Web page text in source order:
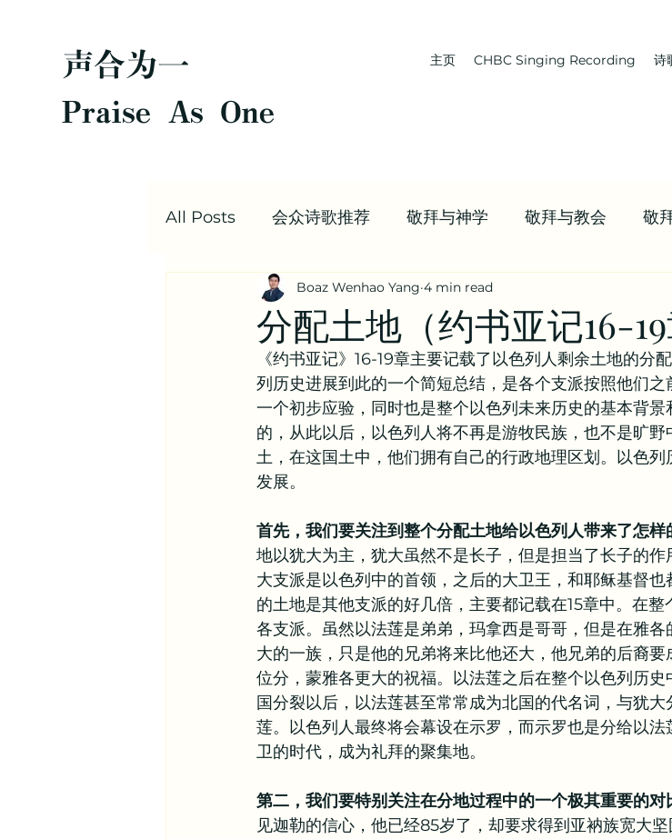
声合为一
Praise As One
主页 CHBC Singing Recording 诗
All Posts 会众诗歌推荐 敬拜与神学 敬拜与教会 敬
圣经每日灵修 Boaz | 教会 | 学习牧养
值得阅读的文章合集 | 信仰资源 九标志案例研讨 | 信仰资源
其他信仰资源 异象谷 教牧问答 书籍推荐
分配土地（约书亚记16-19
Boaz Wenhao Yang 4 min read
《约书亚记》16-19章主要记载了以色列人剩余土地的分
列历史进展到此的一个简短总结，是各个支派按照他们
一个初步应验，同时也是整个以色列未来历史的基本背
的，从此以后，以色列人将不再是游牧民族，也不是旷
土，在这国土中，他们拥有自己的行政地理区划。以色
发展。
首先，我们要关注到整个分配土地给以色列人带来了怎样
地以犹大为主，犹大虽然不是长子，但是担当了长子的
大支派是以色列中的首领，之后的大卫王，和耶稣基督
的土地是其他支派的好几倍，主要都记载在15章中。在
各支派。虽然以法莲是弟弟，玛拿西是哥哥，但是在雅
大的一族，只是他的兄弟将来比他还大，他兄弟的后裔
位分，蒙雅各更大的祝福。以法莲之后在整个以色列历
国分裂以后，以法莲甚至常常成为北国的代名词，与犹
莲。以色列人最终将会幕设在示罗，而示罗也是分给以
卫的时代，成为礼拜的聚集地。
第二，我们要特别关注在分地过程中的一个极其重要的对
见迦勒的信心，他已经85岁了，却要求得到亚衲族宽大